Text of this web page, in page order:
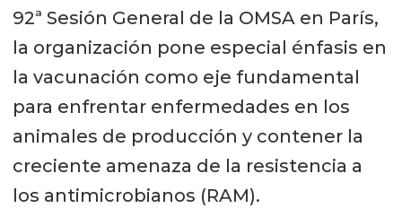
92ª Sesión General de la OMSA en París,
la organización pone especial énfasis en
la vacunación como eje fundamental
para enfrentar enfermedades en los
animales de producción y contener la
creciente amenaza de la resistencia a
los antimicrobianos (RAM).